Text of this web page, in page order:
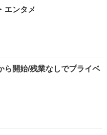
エンタメ
ら開始/残業なしでプライベ